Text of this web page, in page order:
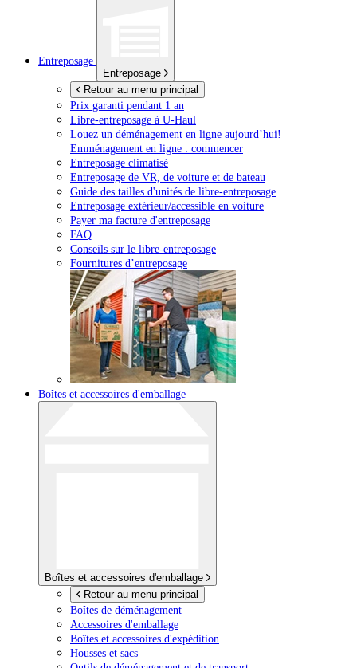
Entreposage
Entreposage
Retour au menu principal
Prix garanti pendant 1 an
Libre-entreposage à U-Haul
Louez un déménagement en ligne aujourd’hui!
Emménagement en ligne : commencer
Entreposage climatisé
Entreposage de VR, de voiture et de bateau
Guide des tailles d'unités de libre-entreposage
Entreposage extérieur/accessible en voiture
Payer ma facture d'entreposage
FAQ
Conseils sur le libre-entreposage
Fournitures d’entreposage
Boîtes et accessoires d'emballage
Boîtes et accessoires d'emballage
Retour au menu principal
Boîtes de déménagement
Accessoires d'emballage
Boîtes et accessoires d'expédition
Housses et sacs